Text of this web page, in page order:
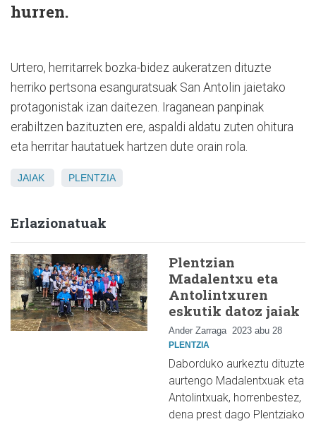
hurren.
Urtero, herritarrek bozka-bidez aukeratzen dituzte
herriko pertsona esanguratsuak San Antolin jaietako
protagonistak izan daitezen. Iraganean panpinak
erabiltzen bazituzten ere, aspaldi aldatu zuten ohitura
eta herritar hautatuek hartzen dute orain rola.
JAIAK PLENTZIA
Erlazionatuak
Plentzian
Madalentxu eta
Antolintxuren
eskutik datoz jaiak
Ander Zarraga 2023 abu 28
PLENTZIA
Daborduko aurkeztu dituzte
aurtengo Madalentxuak eta
Antolintxuak, horrenbestez,
dena prest dago Plentziako